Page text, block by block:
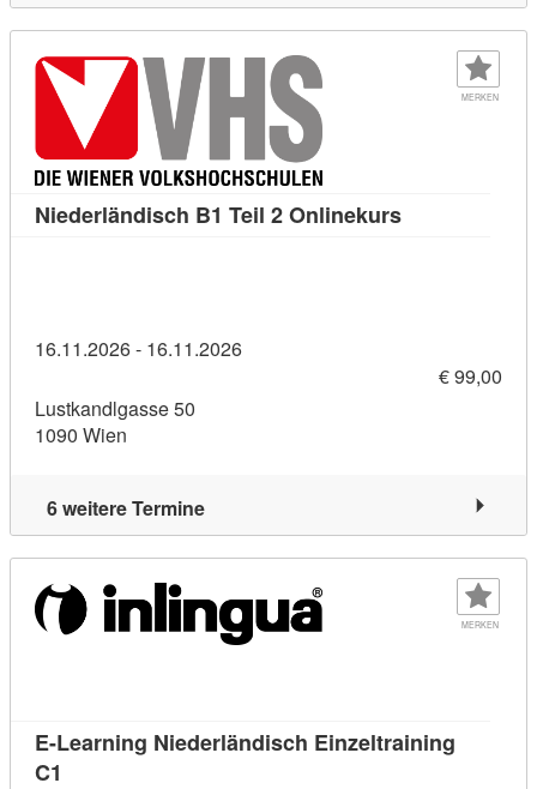
MERKEN
Niederländisch B1 Teil 2 OnlinekursKursdetail:
16.11.2026 - 16.11.2026
€ 99,00
Lustkandlgasse 50
1090 Wien
6 weitere Termine
MERKEN
E-Learning Niederländisch Einzeltraining
C1